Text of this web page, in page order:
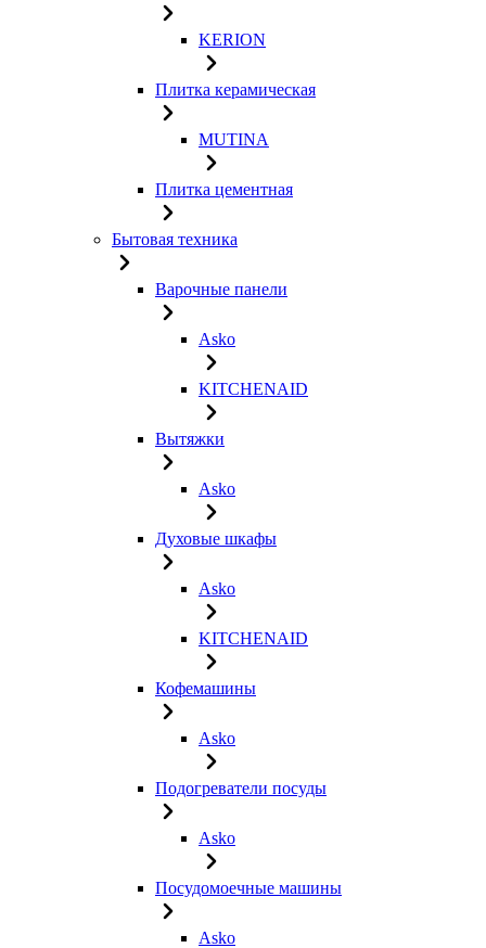
KERION
Плитка керамическая
MUTINA
Плитка цементная
Бытовая техника
Варочные панели
Asko
KITCHENAID
Вытяжки
Asko
Духовые шкафы
Asko
KITCHENAID
Кофемашины
Asko
Подогреватели посуды
Asko
Посудомоечные машины
Asko